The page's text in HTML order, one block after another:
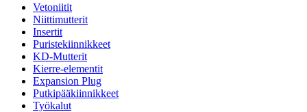
Vetoniitit
Niittimutterit
Insertit
Puristekiinnikkeet
KD-Mutterit
Kierre-elementit
Expansion Plug
Putkipääkiinnikkeet
Työkalut